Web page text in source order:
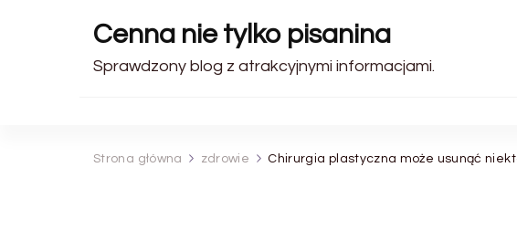
Cenna nie tylko pisanina
Sprawdzony blog z atrakcyjnymi informacjami.
Strona główna zdrowie Chirurgia plastyczna może usunąć